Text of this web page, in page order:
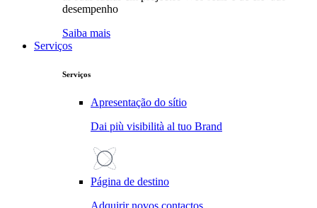
desempenho
Saiba mais
Serviços
Serviços
Apresentação do sítio
Dai più visibilità al tuo Brand
Página de destino
Adquirir novos contactos